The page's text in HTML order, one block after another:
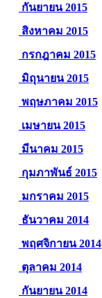
กันยายน 2015
สิงหาคม 2015
กรกฎาคม 2015
มิถุนายน 2015
พฤษภาคม 2015
เมษายน 2015
มีนาคม 2015
กุมภาพันธ์ 2015
มกราคม 2015
ธันวาคม 2014
พฤศจิกายน 2014
ตุลาคม 2014
กันยายน 2014